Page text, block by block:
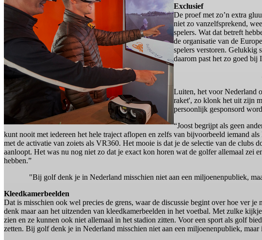
Exclusief
De proef met zo’n extra
niet zo vanzelfsprekend,
spelers. Wat dat betreft
de organisatie van de
spelers verstoren. Gelukkig
daarom past het zo goed bij
Luiten, het voor Nederland
raket', zo klonk het uit zijn
persoonlijk gesponsord
“Joost begrijpt als geen
kunt nooit met iedereen het hele traject aflopen en zelfs van bijvoorbeeld iemand
met de activatie van zoiets als VR360. Het mooie is dat je de selectie van de
aanloopt. Het was nu nog niet zo dat je exact kon horen wat de golfer allemaal zei
hebben.”
"Bij golf denk je in Nederland misschien niet aan een miljoenenpubliek,
Kleedkamerbeelden
Dat is misschien ook wel precies de grens, waar de discussie begint over hoe ver
denk maar aan het uitzenden van kleedkamerbeelden in het voetbal. Met zulke
zien en ze kunnen ook niet allemaal in het stadion zitten. Voor een sport als golf
zetten. Bij golf denk je in Nederland misschien niet aan een miljoenenpubliek,